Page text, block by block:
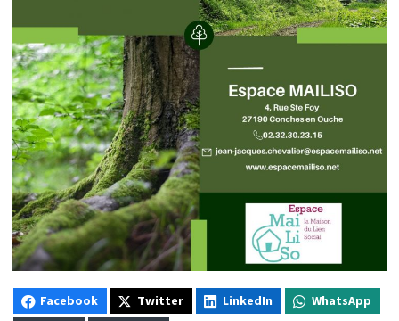
Facebook Twitter LinkedIn
WhatsApp